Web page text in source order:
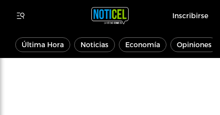
Inscribirse
Última Hora Noticias Economía Opiniones